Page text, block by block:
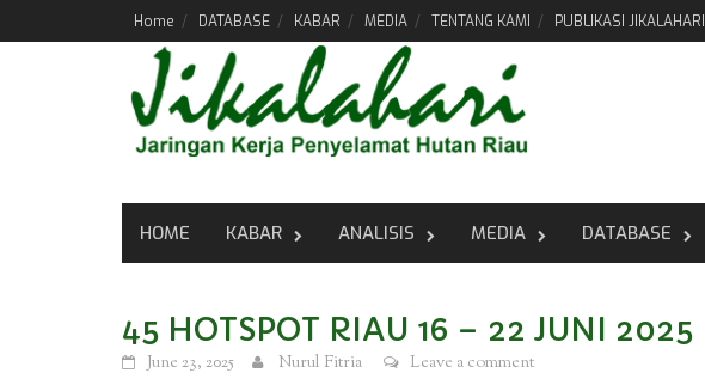
Home DATABASE KABAR MEDIA TENTANG KAMI PUBLIKASI JIKALAHARI
HOME KABAR ANALISIS MEDIA DATABASE
45 HOTSPOT RIAU 16 – 22 JUNI 2025
June 23, 2025 Nurul Fitria Leave a comment